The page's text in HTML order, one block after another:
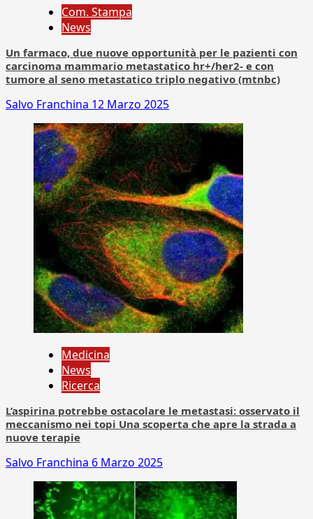
Com. Stampa
News
Un farmaco, due nuove opportunità per le pazienti con
carcinoma mammario metastatico hr+/her2- e con
tumore al seno metastatico triplo negativo (mtnbc)
Salvo Franchina 12 Marzo 2025
Medicina
News
Ricerca
L’aspirina potrebbe ostacolare le metastasi: osservato il
meccanismo nei topi Una scoperta che apre la strada a
nuove terapie
Salvo Franchina 6 Marzo 2025